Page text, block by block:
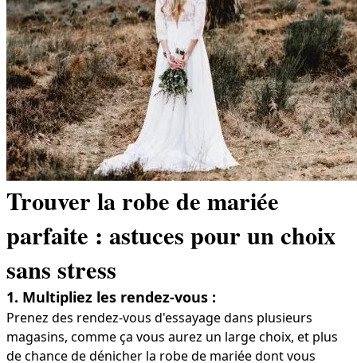
Trouver la robe de mariée
parfaite : astuces pour un choix
sans stress
1. Multipliez les rendez-vous :
Prenez des rendez-vous d'essayage dans plusieurs
magasins, comme ça vous aurez un large choix, et plus
de chance de dénicher la robe de mariée dont vous